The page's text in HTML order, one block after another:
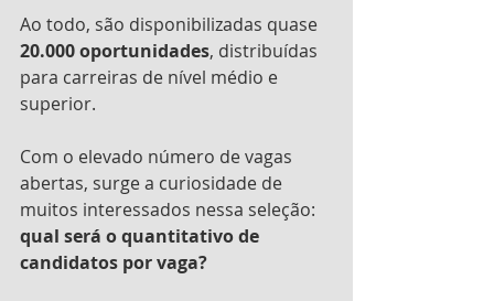
Ao todo, são disponibilizadas quase
20.000 oportunidades, distribuídas
para carreiras de nível médio e
superior.
Com o elevado número de vagas
abertas, surge a curiosidade de
muitos interessados nessa seleção:
qual será o quantitativo de
candidatos por vaga?